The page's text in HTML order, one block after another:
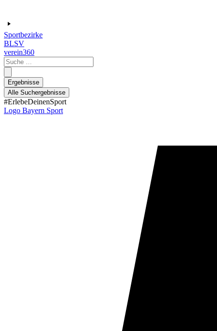
Sportbezirke
BLSV
verein360
Search
...
Ergebnisse
Alle Suchergebnisse
#ErlebeDeinenSport
Logo Bayern Sport